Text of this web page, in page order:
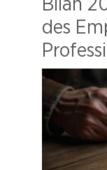
Bilan
des